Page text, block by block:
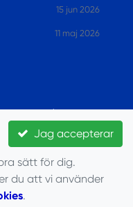
15 jun 2026
11 maj 2026
allsvenskansegling
2022
Jag accepterar
sätt för dig.
du att vi använder
.